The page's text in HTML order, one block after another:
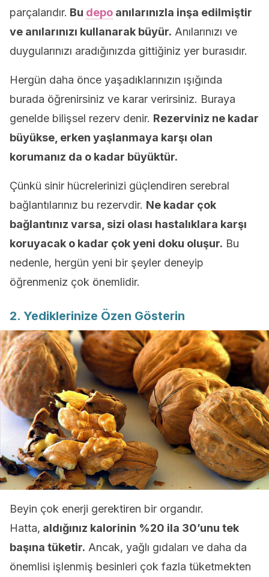
parçalarıdır. Bu depo anılarınızla inşa edilmiştir
ve anılarınızı kullanarak büyür. Anılarınızı ve
duygularınızı aradığınızda gittiğiniz yer burasıdır.
Hergün daha önce yaşadıklarınızın ışığında
burada öğrenirsiniz ve karar verirsiniz. Buraya
genelde bilişsel rezerv denir. Rezerviniz ne kadar
büyükse, erken yaşlanmaya karşı olan
korumanız da o kadar büyüktür.
Çünkü sinir hücrelerinizi güçlendiren serebral
bağlantılarınız bu rezervdir. Ne kadar çok
bağlantınız varsa, sizi olası hastalıklara karşı
koruyacak o kadar çok yeni doku oluşur. Bu
nedenle, hergün yeni bir şeyler deneyip
öğrenmeniz çok önemlidir.
2. Yediklerinize Özen Gösterin
Beyin çok enerji gerektiren bir organdır.
Hatta, aldığınız kalorinin %20 ila 30’unu tek
başına tüketir. Ancak, yağlı gıdaları ve daha da
önemlisi işlenmiş besinleri çok fazla tüketmekten